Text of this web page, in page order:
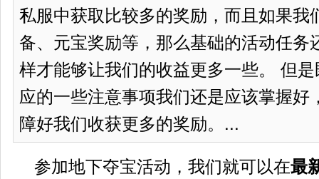
私服中获取比较多的奖励，而且如果我
备、元宝奖励等，那么基础的活动任务
样才能够让我们的收益更多一些。 但
应的一些注意事项我们还是应该掌握好
障好我们收获更多的奖励。...
参加地下夺宝活动，我们就可以在最